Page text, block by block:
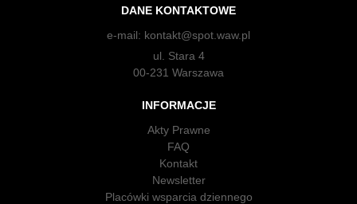
DANE KONTAKTOWE
e-mail: kontakt@spot.waw.pl
ul. Stara 4
00-231 Warszawa
INFORMACJE
Akty Prawne
FAQ
Kontakt
Newsletter
Placówki wsparcia dziennego